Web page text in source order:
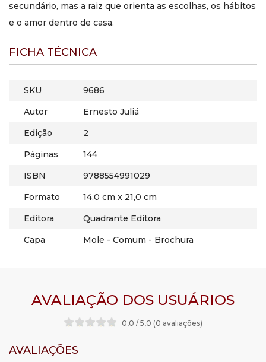
secundário, mas a raiz que orienta as escolhas, os hábitos
e o amor dentro de casa.
FICHA TÉCNICA
SKU
9686
Autor
Ernesto Juliá
Edição
2
Páginas
144
ISBN
9788554991029
Formato
14,0 cm x 21,0 cm
Editora
Quadrante Editora
Capa
Mole - Comum - Brochura
AVALIAÇÃO DOS USUÁRIOS
0,0 / 5,0 (0 avaliações)
AVALIAÇÕES